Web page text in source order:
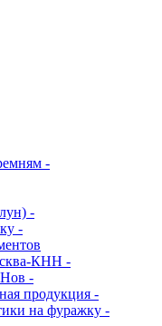
-
-
-
КНН -
-
продукция -
на фуражку -